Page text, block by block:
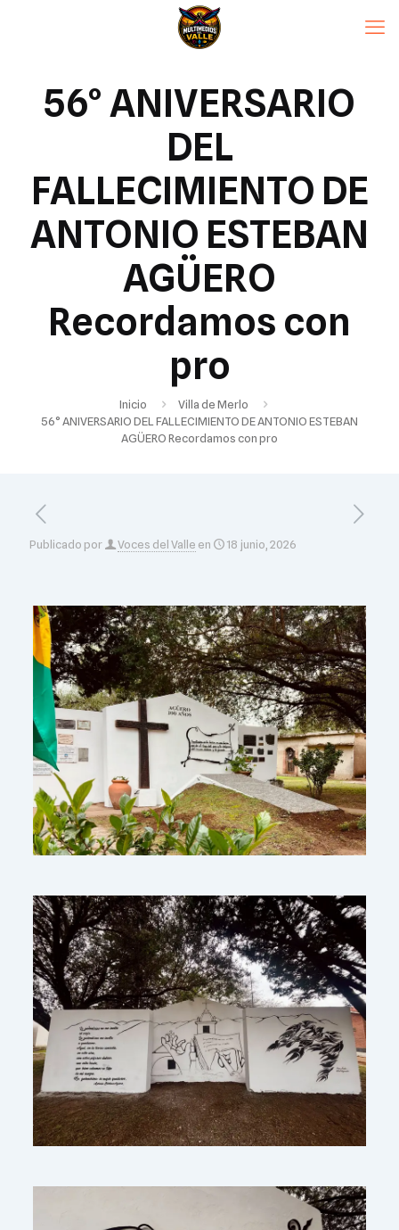
56° ANIVERSARIO
DEL
FALLECIMIENTO DE
ANTONIO ESTEBAN
AGÜERO
Recordamos con
pro
Inicio
Villa de Merlo
56° ANIVERSARIO DEL FALLECIMIENTO DE ANTONIO ESTEBAN
AGÜERO Recordamos con pro
Publicado por Voces del Valle en 18 junio, 2026